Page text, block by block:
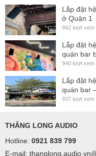
The hs-221 places
transducers into this
a common vented
direct, while the second
band-pass chamber.
Lắp đặt
ở Quận 1
942 lượt xem
Lắp đặt
quán bar
940 lượt xem
Lắp đặt
quán bar
937 lượt xem
THĂNG LONG AUDIO
Hotline: 0921 839 799
E-mail: